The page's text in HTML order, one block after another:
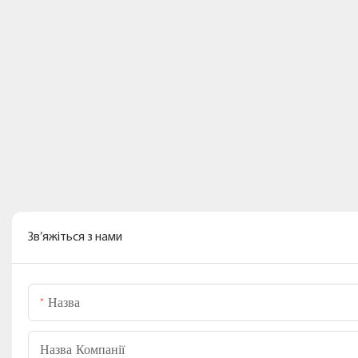
Зв’яжіться з нами
Назва
Назва Компанії